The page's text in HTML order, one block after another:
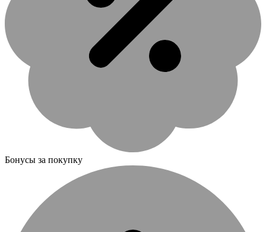
Бонусы за покупку